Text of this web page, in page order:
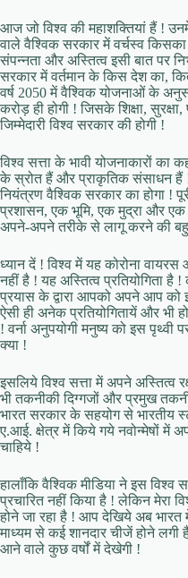
आज जो विश्व की महाशक्तियां हैं !
वाले वैश्विक सरकार में वर्चस्व
संपन्नता और अस्तित्व इसी बात पर
सरकार में वर्तमान के किस देश का,
वर्ष 2050 में वैश्विक योजनाओं के
करोड़ ही होगी ! जिसके शिक्षा,
जिम्मेदारी विश्व सरकार की होगी !
विश्व सत्ता के भावी योजनाकारों का
के स्रोत हैं और प्राकृतिक संसाधन हैं
नियंत्रण वैश्विक सरकार का होगा !
प्रशासन, एक भूमि, एक मुद्रा और एक
अपने-अपने तरीके से लागू करने की
ध्यान दें ! विश्व में यह कोरोना
नहीं है ! यह अस्तित्व प्रतियोगिता
प्रयास के द्वारा आपको अपने आप को
ऐसी ही अनेक प्रतियोगितायें और भी
! वर्ना अनुपयोगी मनुष्य को इस पृथ्वी
क्या !
इसलिये विश्व सत्ता में अपने अस्तित्व
भी तकनीकी दिग्गजों और प्रमुख
भारत सरकार के सहयोग से भारतीय
ए.आई. क्षेत्र में किये गये नवोन्मेषों में
चाहिये !
हालाँकि वैश्विक मीडिया ने इस विश्व
प्रचारित नहीं किया है ! लेकिन मेरा
होने जा रहा है ! आप देखिये अब
माध्यम से कई शानदार चीजें होने लगी
आने वाले कुछ वर्षों में देखेगी !